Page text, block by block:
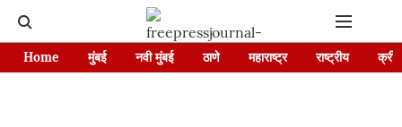
Home मुंबई नवी मुंबई ठाणे महाराष्ट्र राष्ट्रीय